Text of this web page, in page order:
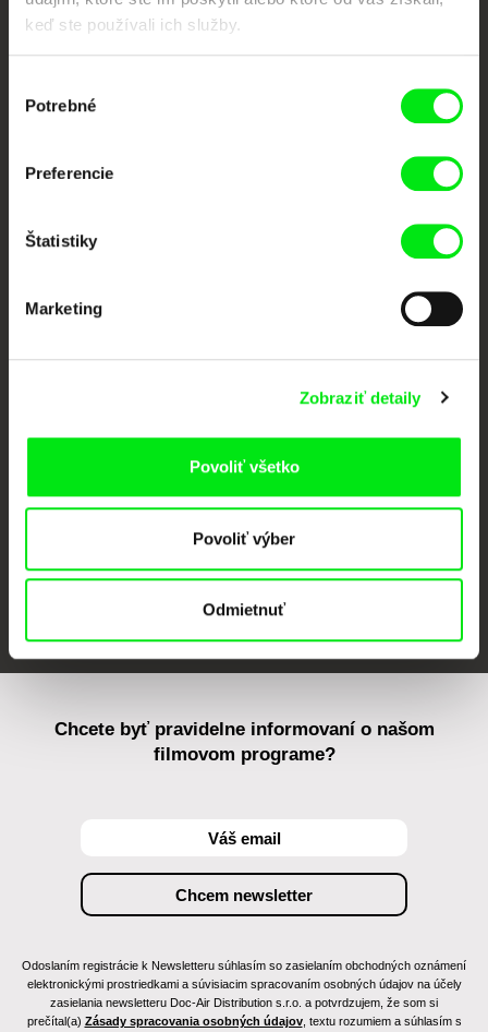
keď ste používali ich služby.
súhlasu
Potrebné
Preferencie
Štatistiky
Marketing
Zobraziť detaily
Povoliť všetko
Povoliť výber
Odmietnuť
Vaše online kino
Nové filmy každý týždeň
Against Gravity
Chcete byť pravidelne informovaní o našom
filmovom programe?
Odoslaním registrácie k Newsletteru súhlasím so zasielaním obchodných oznámení
elektronickými prostriedkami a súvisiacim spracovaním osobných údajov na účely
zasielania newsletteru Doc-Air Distribution s.r.o. a potvrdzujem, že som si
prečítal(a) Zásady spracovania osobných údajov, textu rozumiem a súhlasím s